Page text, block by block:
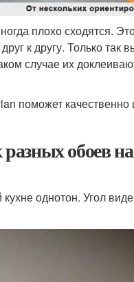
плохо сходятся.
к другу. Только так
случае их
поможет качественно
обоев
однотон. Угол